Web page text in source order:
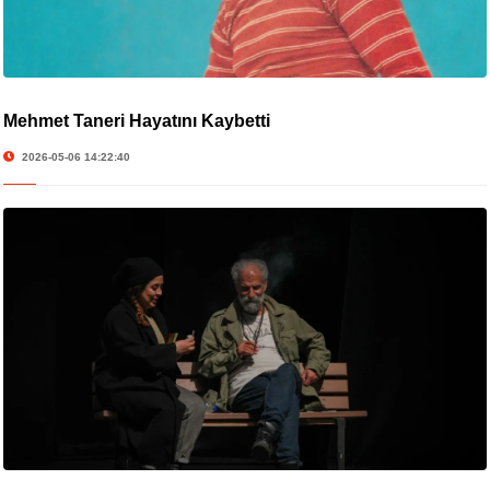
Mehmet Taneri Hayatını Kaybetti
2026-05-06 14:22:40